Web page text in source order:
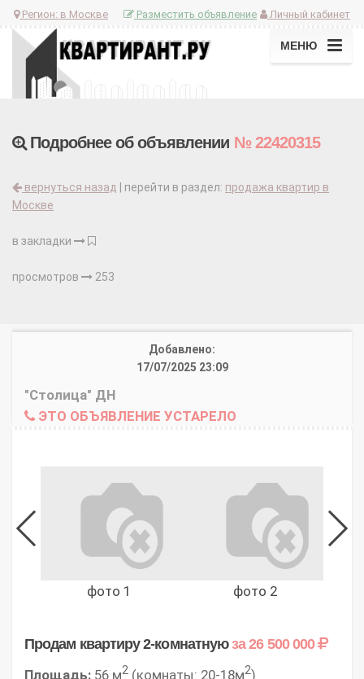
Регион: в Москве Личный кабинет
Разместить объявление
МЕНЮ
Подробнее об объявлении № 22420315
вернуться назад | перейти в раздел: продажа квартир в
Москве
в закладки
просмотров 253
Добавлено:
17/07/2025 23:09
"Столица" ДН
ЭТО ОБЪЯВЛЕНИЕ УСТАРЕЛО
фото 1 фото 2
Продам квартиру 2-комнатнуюза 26 500 000
Площадь: 56 м2 (комнаты: 20-18м2)